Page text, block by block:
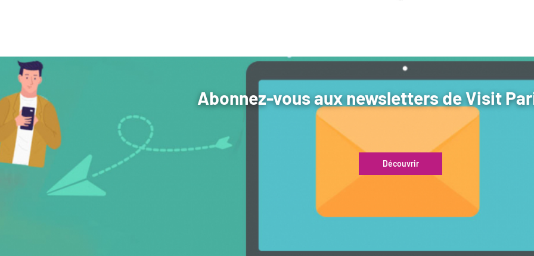
Abonnez-vous aux newsletters de Visit
Découvrir